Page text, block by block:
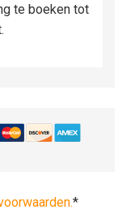
te boeken tot
*